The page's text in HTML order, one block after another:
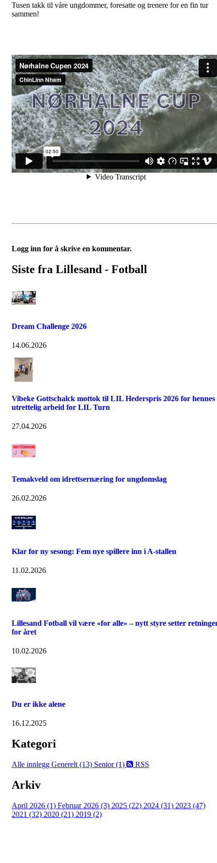
Tusen takk til våre ungdommer, foresatte og trenere for en fin tur
sammen!
Logg inn for å skrive en kommentar.
Siste fra Lillesand - Fotball
Dream Challenge 2026
14.06.2026
Vibeke Gottschalck mottok til LIL Hederspris 2026 for hennes
utrettelig arbeid for LIL Turn
27.04.2026
Temakveld om idrettsernæring for ungdomslag
26.02.2026
Klar for ny sesong: Fem nye spillere inn i A-stallen
11.02.2026
Lillesand Fotball vil være «for alle» – nytt styre setter
for året
10.02.2026
Du er ikke alene
16.12.2025
Kategori
Alle innlegg Generelt (13) Senior (1) RSS
Arkiv
April 2026 (1) Februar 2026 (3) 2025 (22) 2024 (31) 2023 (47)
2021 (32) 2020 (21) 2019 (2)